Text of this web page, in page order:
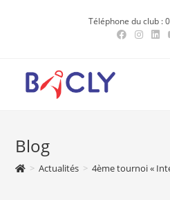
Téléphone du club :
Blog
> Actualités > 4ème tournoi «